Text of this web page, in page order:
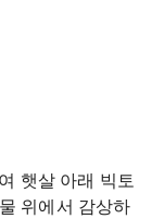
햇살 아래 빅토
위에서 감상하